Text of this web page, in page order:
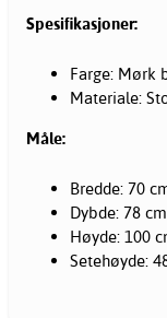
Spesifikasjoner:
Farge: Mørk
Materiale:
Måle:
Bredde: 70
Dybde: 78 cm
Høyde: 100
Setehøyde: